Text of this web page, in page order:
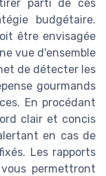
parti de ces
budgétaire.
être envisagée
vue d'ensemble
de détecter les
gourmands
En procédant
clair et concis
en cas de
Les rapports
permettront